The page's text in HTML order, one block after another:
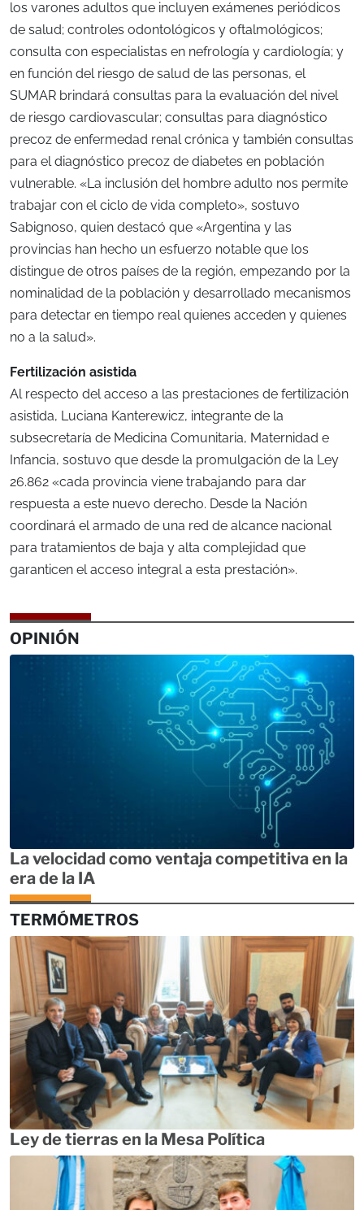
los varones adultos que incluyen exámenes periódicos
de salud; controles odontológicos y oftalmológicos;
consulta con especialistas en nefrología y cardiología; y
en función del riesgo de salud de las personas, el
SUMAR brindará consultas para la evaluación del nivel
de riesgo cardiovascular; consultas para diagnóstico
precoz de enfermedad renal crónica y también consultas
para el diagnóstico precoz de diabetes en población
vulnerable. «La inclusión del hombre adulto nos permite
trabajar con el ciclo de vida completo», sostuvo
Sabignoso, quien destacó que «Argentina y las
provincias han hecho un esfuerzo notable que los
distingue de otros países de la región, empezando por la
nominalidad de la población y desarrollado mecanismos
para detectar en tiempo real quienes acceden y quienes
no a la salud».
Fertilización asistida
Al respecto del acceso a las prestaciones de fertilización
asistida, Luciana Kanterewicz, integrante de la
subsecretaría de Medicina Comunitaria, Maternidad e
Infancia, sostuvo que desde la promulgación de la Ley
26.862 «cada provincia viene trabajando para dar
respuesta a este nuevo derecho. Desde la Nación
coordinará el armado de una red de alcance nacional
para tratamientos de baja y alta complejidad que
garanticen el acceso integral a esta prestación».
OPINIÓN
La velocidad como ventaja competitiva en la
era de la IA
TERMÓMETROS
Ley de tierras en la Mesa Política